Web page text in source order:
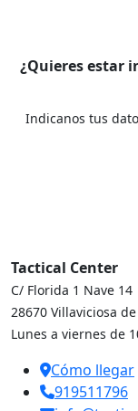
¿Quieres estar
Indicanos tus
Tactical Center
C/ Florida 1 Nave 14
28670 Villaviciosa
Lunes a viernes de
Cómo llegar
919511796